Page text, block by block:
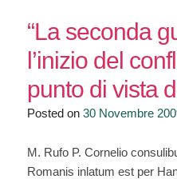
“La seconda
l’inizio del
punto di vista
Posted on 30 Novembre
M. Rufo P. Cornelio
Romanis inlatum est per